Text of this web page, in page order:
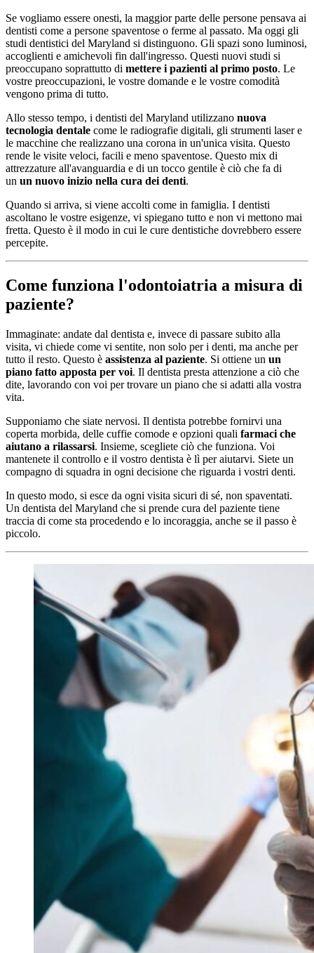
Se vogliamo essere onesti, la maggior parte delle persone pensava ai
dentisti come a persone spaventose o ferme al passato. Ma oggi gli
studi dentistici del Maryland si distinguono. Gli spazi sono luminosi,
accoglienti e amichevoli fin dall'ingresso. Questi nuovi studi si
preoccupano soprattutto di mettere i pazienti al primo posto. Le
vostre preoccupazioni, le vostre domande e le vostre comodità
vengono prima di tutto.
Allo stesso tempo, i dentisti del Maryland utilizzano nuova
tecnologia dentale come le radiografie digitali, gli strumenti laser e
le macchine che realizzano una corona in un'unica visita. Questo
rende le visite veloci, facili e meno spaventose. Questo mix di
attrezzature all'avanguardia e di un tocco gentile è ciò che fa di
un un nuovo inizio nella cura dei denti.
Quando si arriva, si viene accolti come in famiglia. I dentisti
ascoltano le vostre esigenze, vi spiegano tutto e non vi mettono mai
fretta. Questo è il modo in cui le cure dentistiche dovrebbero essere
percepite.
Come funziona l'odontoiatria a misura di
paziente?
Immaginate: andate dal dentista e, invece di passare subito alla
visita, vi chiede come vi sentite, non solo per i denti, ma anche per
tutto il resto. Questo è assistenza al paziente. Si ottiene un un
piano fatto apposta per voi. Il dentista presta attenzione a ciò che
dite, lavorando con voi per trovare un piano che si adatti alla vostra
vita.
Supponiamo che siate nervosi. Il dentista potrebbe fornirvi una
coperta morbida, delle cuffie comode e opzioni quali farmaci che
aiutano a rilassarsi. Insieme, scegliete ciò che funziona. Voi
mantenete il controllo e il vostro dentista è lì per aiutarvi. Siete un
compagno di squadra in ogni decisione che riguarda i vostri denti.
In questo modo, si esce da ogni visita sicuri di sé, non spaventati.
Un dentista del Maryland che si prende cura del paziente tiene
traccia di come sta procedendo e lo incoraggia, anche se il passo è
piccolo.